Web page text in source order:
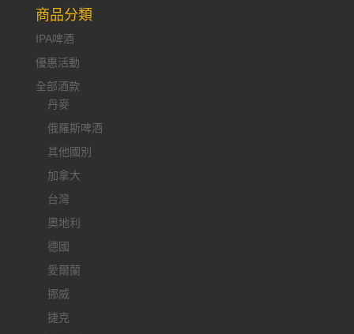
商品分類
IPA啤酒
優惠活動
全部酒款
丹麥
俄羅斯啤酒
其他國別
加拿大
台灣
奧地利
德國
愛爾蘭
挪威
捷克